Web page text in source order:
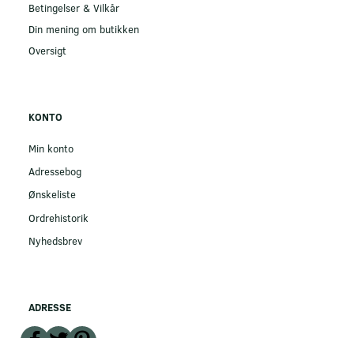
Betingelser & Vilkår
Din mening om butikken
Oversigt
KONTO
Min konto
Adressebog
Ønskeliste
Ordrehistorik
Nyhedsbrev
ADRESSE